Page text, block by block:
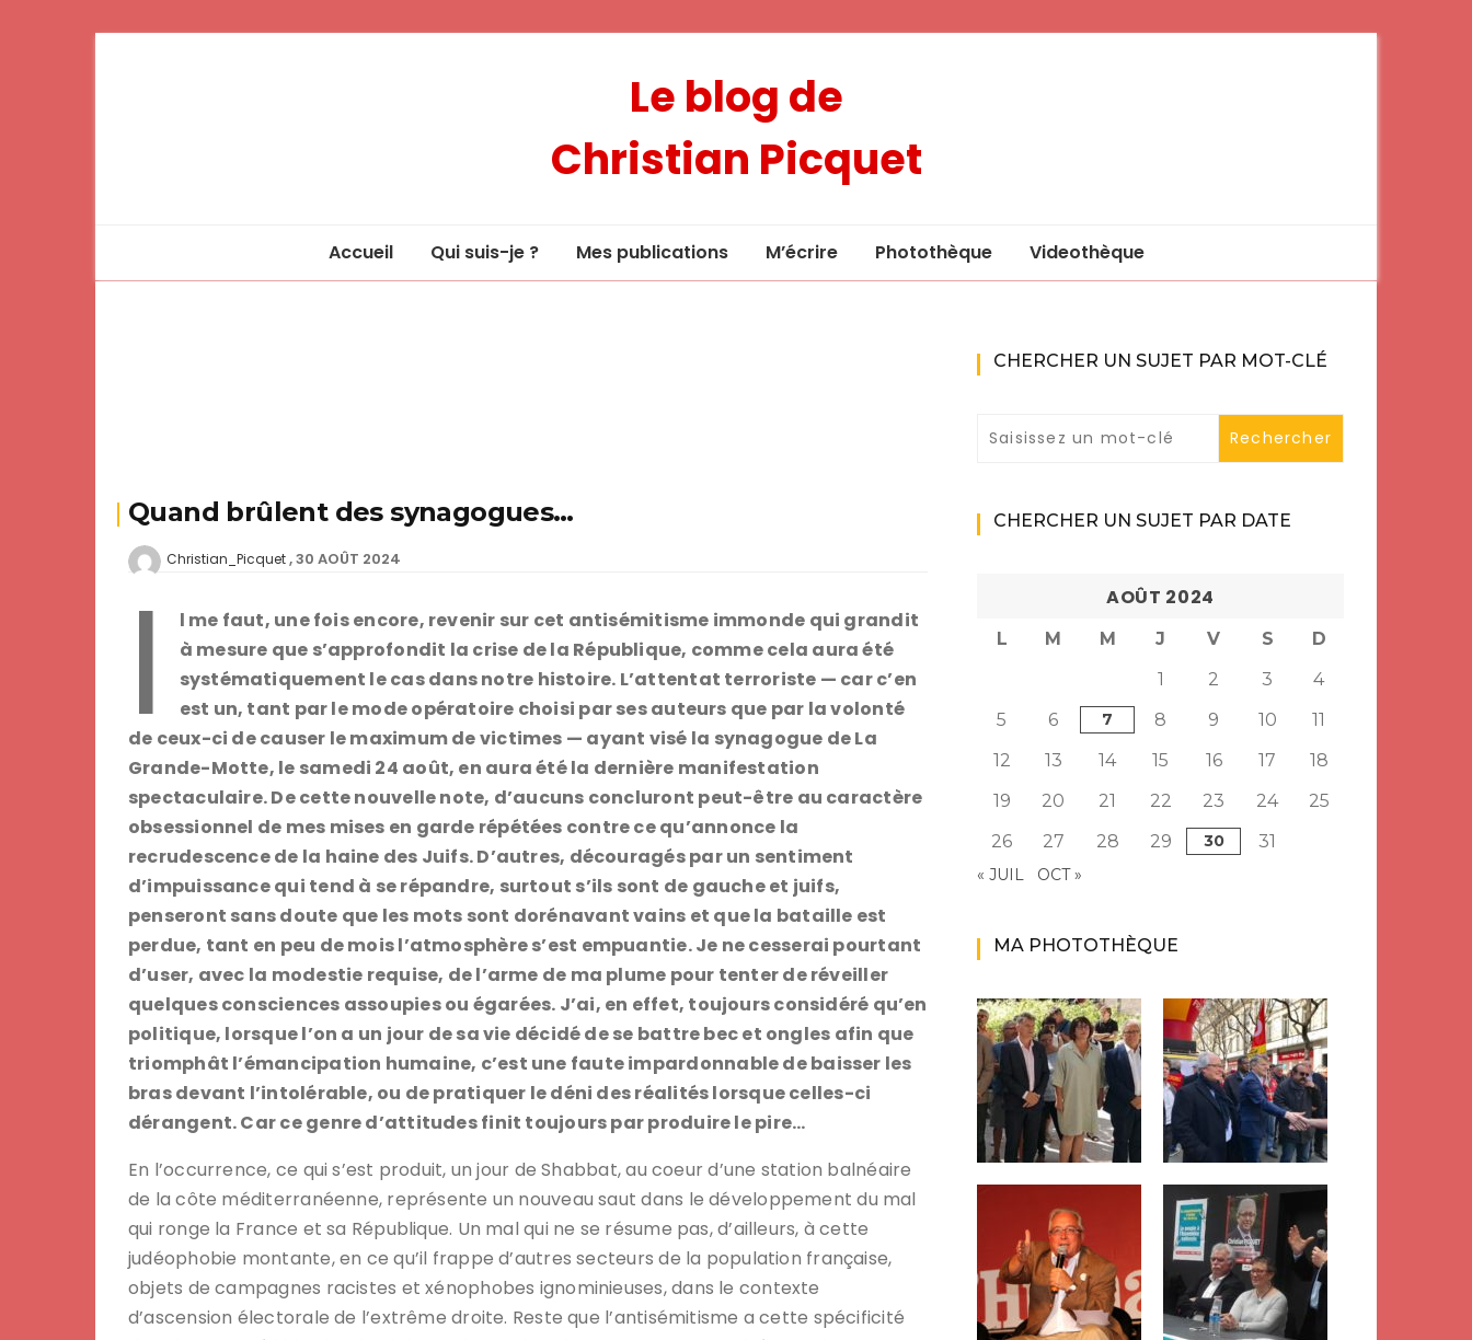
Le blog de
Christian Picquet
Accueil Qui suis-je ? Mes publications M’écrire Photothèque Videothèque
Quand brûlent des synagogues…
Christian_Picquet 30 AOÛT 2024
I
l me faut, une fois encore, revenir sur cet antisémitisme immonde qui grandit
à mesure que s’approfondit la crise de la République, comme cela aura été
systématiquement le cas dans notre histoire. L’attentat terroriste — car c’en
est un, tant par le mode opératoire choisi par ses auteurs que par la volonté
de ceux-ci de causer le maximum de victimes — ayant visé la synagogue de La
Grande-Motte, le samedi 24 août, en aura été la dernière manifestation
spectaculaire. De cette nouvelle note, d’aucuns concluront peut-être au caractère
obsessionnel de mes mises en garde répétées contre ce qu’annonce la
recrudescence de la haine des Juifs. D’autres, découragés par un sentiment
d’impuissance qui tend à se répandre, surtout s’ils sont de gauche et juifs,
penseront sans doute que les mots sont dorénavant vains et que la bataille est
perdue, tant en peu de mois l’atmosphère s’est empuantie. Je ne cesserai pourtant
d’user, avec la modestie requise, de l’arme de ma plume pour tenter de réveiller
quelques consciences assoupies ou égarées. J’ai, en effet, toujours considéré qu’en
politique, lorsque l’on a un jour de sa vie décidé de se battre bec et ongles afin que
triomphât l’émancipation humaine, c’est une faute impardonnable de baisser les
bras devant l’intolérable, ou de pratiquer le déni des réalités lorsque celles-ci
dérangent. Car ce genre d’attitudes finit toujours par produire le pire…
En l’occurrence, ce qui s’est produit, un jour de Shabbat, au coeur d’une station balnéaire
de la côte méditerranéenne, représente un nouveau saut dans le développement du mal
qui ronge la France et sa République. Un mal qui ne se résume pas, d’ailleurs, à cette
judéophobie montante, en ce qu’il frappe d’autres secteurs de la population française,
objets de campagnes racistes et xénophobes ignominieuses, dans le contexte
d’ascension électorale de l’extrême droite. Reste que l’antisémitisme a cette spécificité
CHERCHER UN SUJET PAR MOT-CLÉ
CHERCHER UN SUJET PAR DATE
AOÛT 2024
L M M J V S
D
1
2 3
4
5
6 7 8 9 10
11
12
13 14 15 16 17
18
19
20 21 22 23 24
25
26
27 28 29 30 31
« JUIL OCT »
MA PHOTOTHÈQUE